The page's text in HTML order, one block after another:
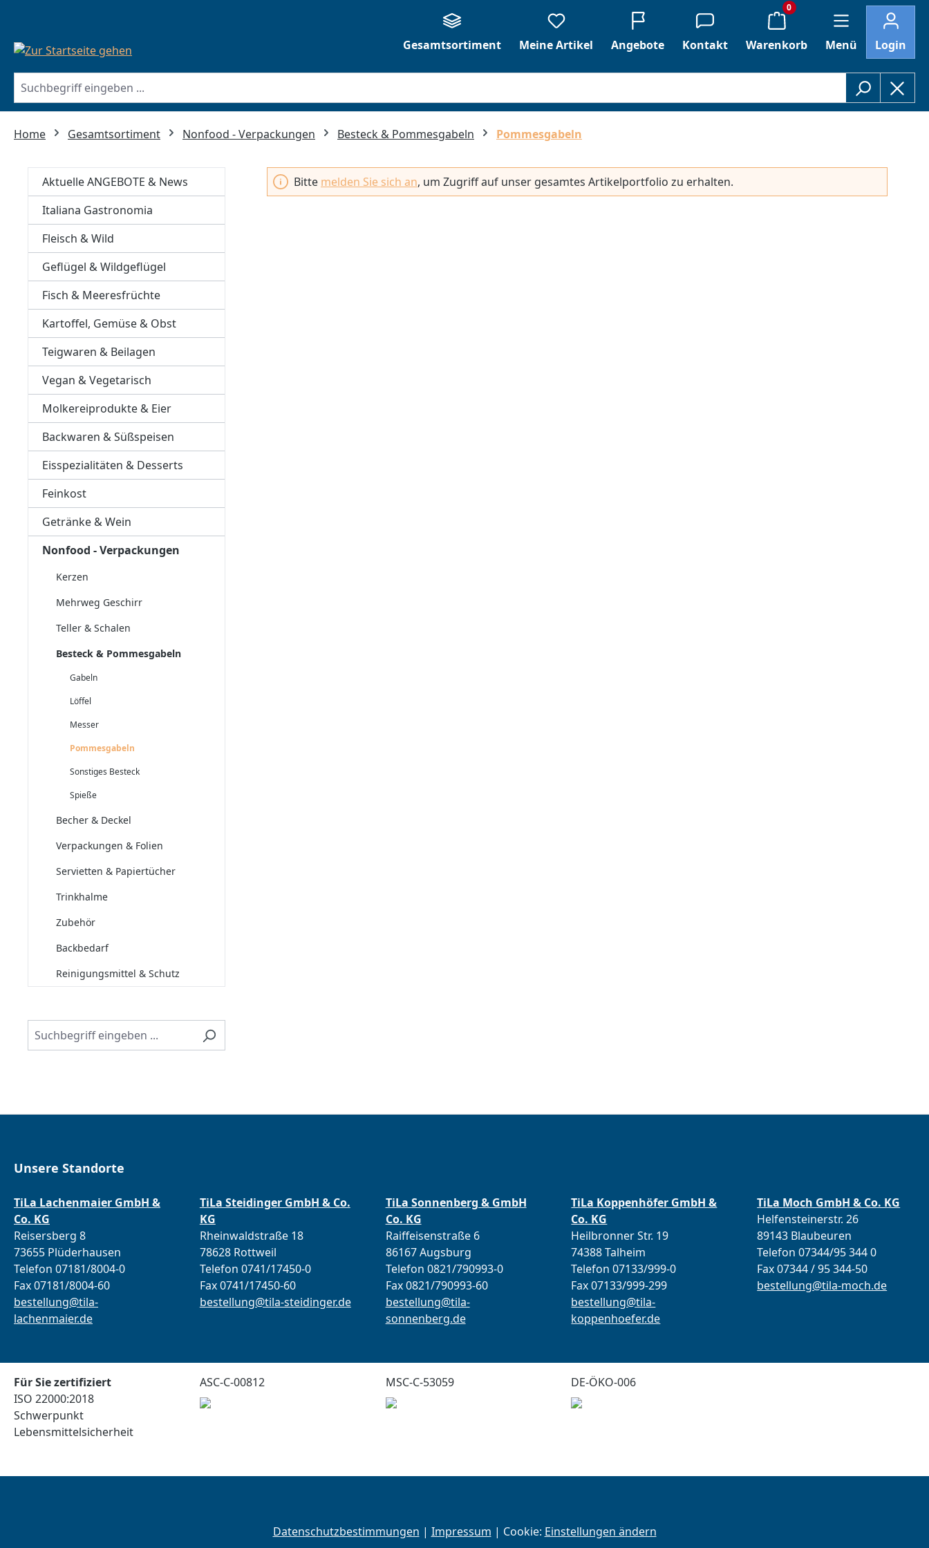
Gesamtsortiment
Meine Artikel Angebote Kontakt
0
Warenkorb Menü Login
Home Gesamtsortiment Nonfood - Verpackungen Besteck & Pommesgabeln Pommesgabeln
Aktuelle ANGEBOTE & News
Italiana Gastronomia
Fleisch & Wild
Geflügel & Wildgeflügel
Fisch & Meeresfrüchte
Kartoffel, Gemüse & Obst
Teigwaren & Beilagen
Vegan & Vegetarisch
Molkereiprodukte & Eier
Backwaren & Süßspeisen
Eisspezialitäten & Desserts
Feinkost
Getränke & Wein
Nonfood - Verpackungen
Kerzen
Mehrweg Geschirr
Teller & Schalen
Besteck & Pommesgabeln
Gabeln
Löffel
Messer
Pommesgabeln
Sonstiges Besteck
Spieße
Becher & Deckel
Verpackungen & Folien
Servietten & Papiertücher
Trinkhalme
Zubehör
Backbedarf
Reinigungsmittel & Schutz
Bitte melden Sie sich an, um Zugriff auf unser gesamtes Artikelportfolio zu erhalten.
Unsere Standorte
TiLa Lachenmaier GmbH &
Co. KG
Reisersberg 8
73655 Plüderhausen
Telefon 07181/8004-0
Fax 07181/8004-60
bestellung@tila-
lachenmaier.de
TiLa Steidinger GmbH & Co.
KG
Rheinwaldstraße 18
78628 Rottweil
Telefon 0741/17450-0
Fax 0741/17450-60
bestellung@tila-steidinger.de
TiLa Sonnenberg & GmbH
Co. KG
Raiffeisenstraße 6
86167 Augsburg
Telefon 0821/790993-0
Fax 0821/790993-60
bestellung@tila-
sonnenberg.de
TiLa Koppenhöfer GmbH &
Co. KG
Heilbronner Str. 19
74388 Talheim
Telefon 07133/999-0
Fax 07133/999-299
bestellung@tila-
koppenhoefer.de
TiLa Moch GmbH & Co. KG
Helfensteinerstr. 26
89143 Blaubeuren
Telefon 07344/95 344 0
Fax 07344 / 95 344-50
bestellung@tila-moch.de
Für Sie zertifiziert
ISO 22000:2018
Schwerpunkt
Lebensmittelsicherheit
ASC-C-00812 MSC-C-53059 DE-ÖKO-006
Datenschutzbestimmungen | Impressum | Cookie: Einstellungen ändern